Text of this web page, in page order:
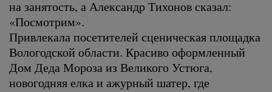
на занятость, а Александр Тихонов сказал:
«Посмотрим».
Привлекала посетителей сценическая площадка
Вологодской области. Красиво оформленный
Дом Деда Мороза из Великого Устюга,
новогодняя елка и ажурный шатер, где